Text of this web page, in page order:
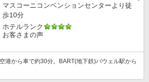
マスコーニコンベンションセンターより徒
歩10分
ホテルランク
お客さまの声
港から車で約30分。BART(地下鉄)パウェル駅から